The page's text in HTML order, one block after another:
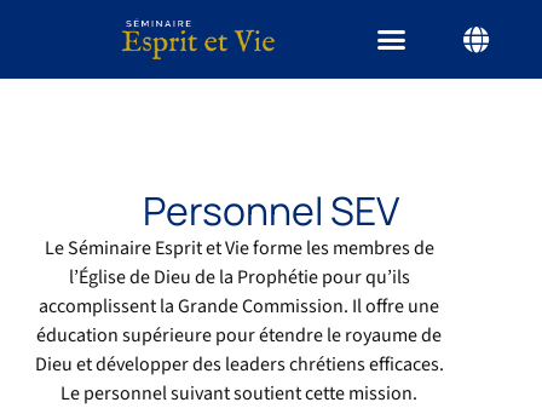
Personnel SEV
Le Séminaire Esprit et Vie forme les membres de
l’Église de Dieu de la Prophétie pour qu’ils
accomplissent la Grande Commission. Il offre une
éducation supérieure pour étendre le royaume de
Dieu et développer des leaders chrétiens efficaces.
Le personnel suivant soutient cette mission.